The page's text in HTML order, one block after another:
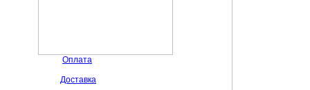
Оплата
Доставка